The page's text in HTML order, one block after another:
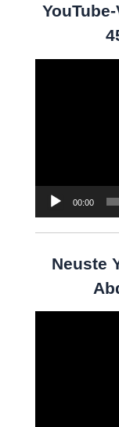
00:00
Neuste